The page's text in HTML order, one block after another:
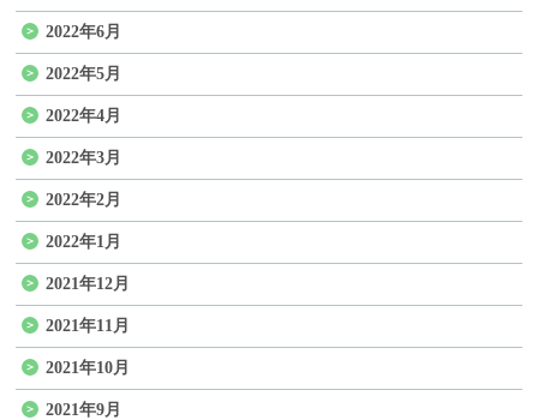
2022年6月
2022年5月
2022年4月
2022年3月
2022年2月
2022年1月
2021年12月
2021年11月
2021年10月
2021年9月